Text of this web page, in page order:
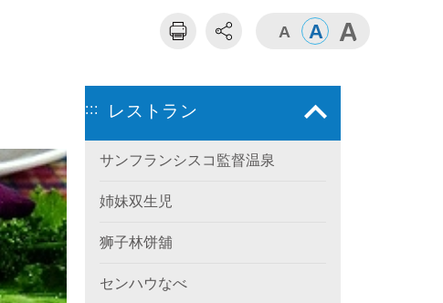
::: レストラン
サンフランシスコ監督温泉
姉妹双生児
狮子林饼舖
センハウなべ